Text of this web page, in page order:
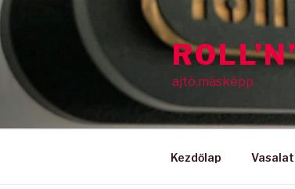
Tartalomhoz
ajtó.másképp
Kezdőlap